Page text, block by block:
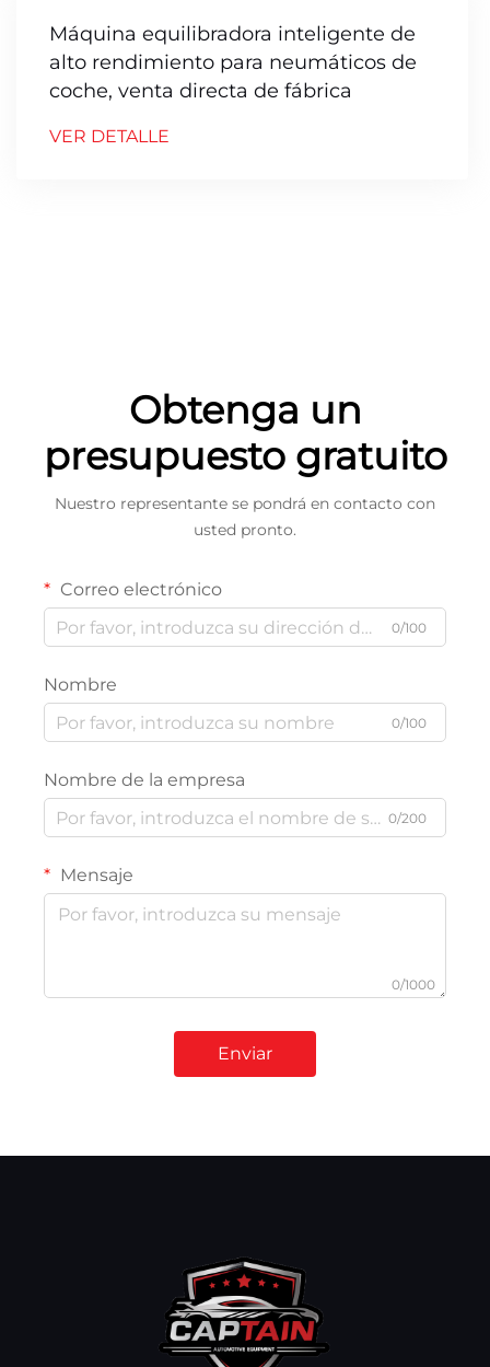
Máquina equilibradora inteligente de
alto rendimiento para neumáticos de
coche, venta directa de fábrica
VER DETALLE
Obtenga un
presupuesto gratuito
Nuestro representante se pondrá en contacto con
usted pronto.
Correo electrónico
0/100
Nombre
0/100
Nombre de la empresa
0/200
Mensaje
0/1000
Enviar